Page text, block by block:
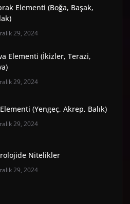
Elementi (Boğa, Başak,
29, 2024
Elementi (İkizler, Terazi,
29, 2024
(Yengeç, Akrep, Balık)
29, 2024
Nitelikler
29, 2024